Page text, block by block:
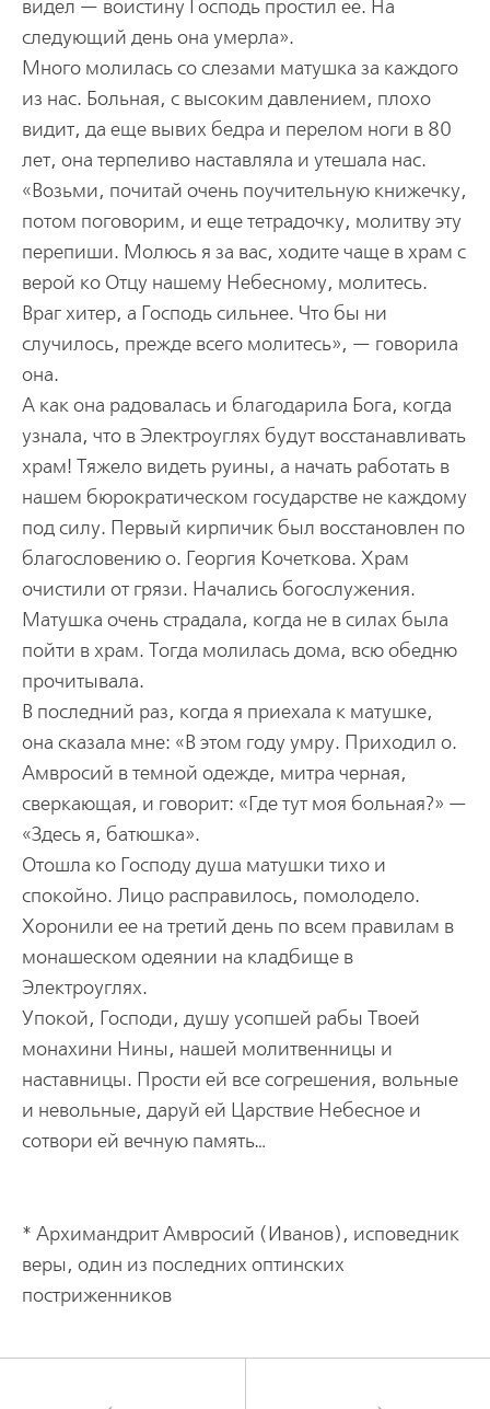
видел — воистину Господь простил ее. На
следующий день она умерла».
Много молилась со слезами матушка за каждого
из нас. Больная, с высоким давлением, плохо
видит, да еще вывих бедра и перелом ноги в 80
лет, она терпеливо наставляла и утешала нас.
«Возьми, почитай очень поучительную книжечку,
потом поговорим, и еще тетрадочку, молитву эту
перепиши. Молюсь я за вас, ходите чаще в храм с
верой ко Отцу нашему Небесному, молитесь.
Враг хитер, а Господь сильнее. Что бы ни
случилось, прежде всего молитесь», — говорила
она.
А как она радовалась и благодарила Бога, когда
узнала, что в Электроуглях будут восстанавливать
храм! Тяжело видеть руины, а начать работать в
нашем бюрократическом государстве не каждому
под силу. Первый кирпичик был восстановлен по
благословению о. Георгия Кочеткова. Храм
очистили от грязи. Начались богослужения.
Матушка очень страдала, когда не в силах была
пойти в храм. Тогда молилась дома, всю обедню
прочитывала.
В последний раз, когда я приехала к матушке,
она сказала мне: «В этом году умру. Приходил о.
Амвросий в темной одежде, митра черная,
сверкающая, и говорит: «Где тут моя больная?» —
«Здесь я, батюшка».
Отошла ко Господу душа матушки тихо и
спокойно. Лицо расправилось, помолодело.
Хоронили ее на третий день по всем правилам в
монашеском одеянии на кладбище в
Электроуглях.
Упокой, Господи, душу усопшей рабы Твоей
монахини Нины, нашей молитвенницы и
наставницы. Прости ей все согрешения, вольные
и невольные, даруй ей Царствие Небесное и
сотвори ей вечную память…
* Архимандрит Амвросий (Иванов), исповедник
веры, один из последних оптинских
постриженников